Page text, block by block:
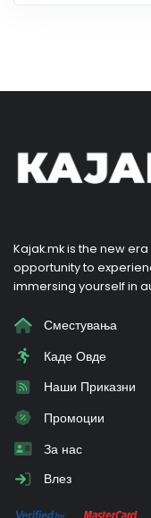
Kajak.mk is the new
opportunity to
immersing yourself in
Сместувања
Каде Овде
Наши Приказни
Промоции
За нас
Влез